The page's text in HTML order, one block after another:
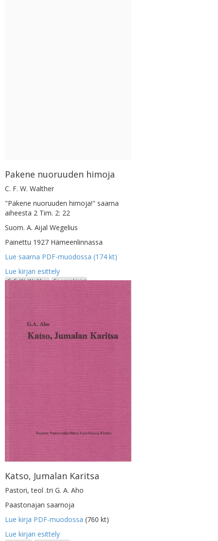
Pakene nuoruuden himoja
C. F. W. Walther
"Pakene nuoruuden himoja!" saarna
aiheesta 2 Tim. 2: 22
Suom. A. Aijal Wegelius
Painettu 1927 Hämeenlinnassa
Lue saarna PDF-muodossa (174 kt)
C. F. W. Walther Saarnakirjat
Katso, Jumalan Karitsa
Pastori, teol .tri G. A. Aho
Paastonajan saarnoja
Lue kirja PDF-muodossa (760 kt)